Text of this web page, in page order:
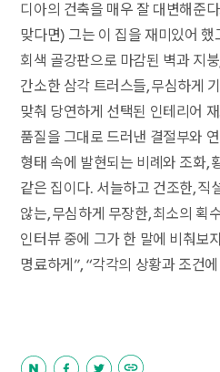
디아의 건축을 매우 잘 대변해준
맞다면) 그는 이 집을 재미있어 했
회색 골강판으로 마감된 벽과 지
간소한 삼각 트러스들, 무심하게
맞춰 당연하게 선택된 인테리어
품질을 그대로 드러낸 결절부와
형태 속에 발현되는 비례와 조화,
같은 집이다. 서늘하고 건조한, 직
않는, 무심하게 무장한, 최소의 획
인터뷰 중에 그가 한 말에 비춰보
명료하게”, “각각의 상황과 조건